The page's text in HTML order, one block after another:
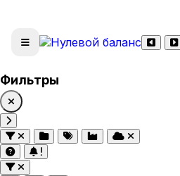
Фильтры